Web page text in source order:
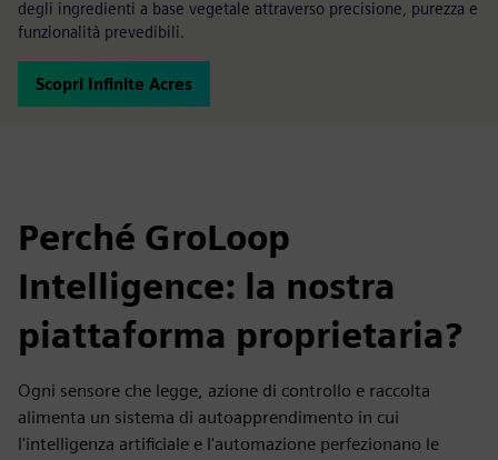
degli ingredienti a base vegetale attraverso precisione, purezza e
funzionalità prevedibili.
Scopri Infinite Acres
Perché GroLoop
Intelligence: la nostra
piattaforma proprietaria?
Ogni sensore che legge, azione di controllo e raccolta
alimenta un sistema di autoapprendimento in cui
l'intelligenza artificiale e l'automazione perfezionano le